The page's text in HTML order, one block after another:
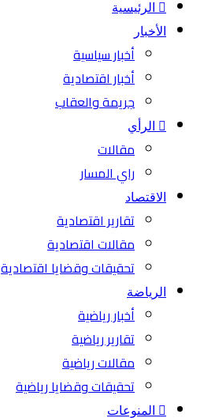
الرئيسية
الأخبار
أخبار سياسية
أخبار اقتصادية
جريمة والعقاب
الرأي
مقالات
راي المسار
الاقتصاد
تقارير اقتصادية
مقالات اقتصادية
تحقيقات وقضايا اقتصادية
الرياضة
أخبار رياضية
تقارير رياضية
مقالات رياضية
تحقيقات وقضايا رياضية
المنوعات